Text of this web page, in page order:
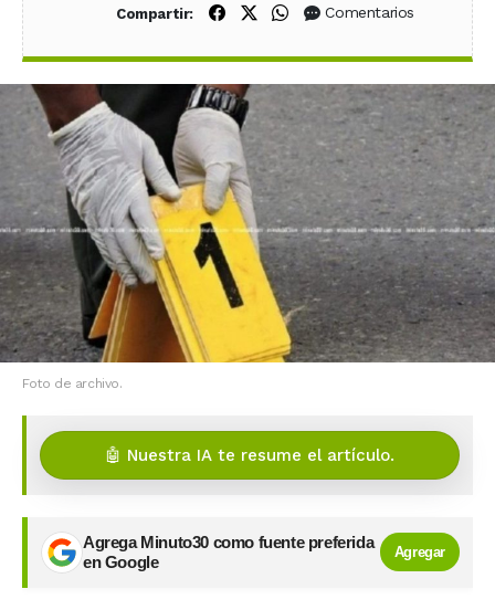
Compartir: Compartir en Facebook
Compartir en X (Twitter)
Compartir en WhatsApp
Comentarios
Foto de archivo.
🤖 Nuestra IA te resume el artículo.
Agrega Minuto30 como fuente preferida
en Google
Agregar